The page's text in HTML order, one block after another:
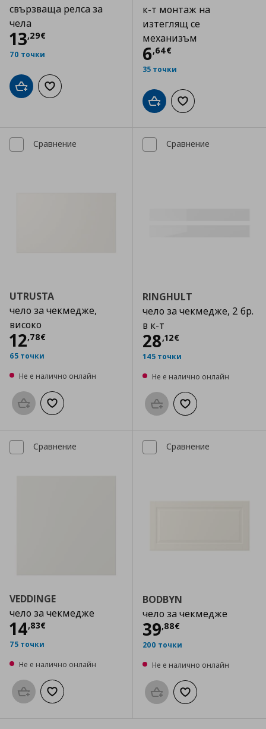
свързваща релса за
чела
13,29€
Цена
70 точки
Добави в кошницата
Добави към списъка с любими
к-т монтаж на
изтеглящ се
механизъм
6,64€
Цена
35 точки
Добави в кошницата
Добави към
Сравнение
UTRUSTA
чело за чекмедже,
високо
12,78€
Цена
65 точки
Не е налично онлайн
Προσθήκη στο καλάθι
Добави към списъка с любими
Сравнение
RINGHULT
чело за чекмедже, 2 бр.
в к-т
28,12€
Цена
145 точки
Не е налично онлайн
Προσθήκη στο καλάθι
Добави към
Сравнение
VEDDINGE
чело за чекмедже
14,83€
Цена
75 точки
Не е налично онлайн
Προσθήκη στο καλάθι
Добави към списъка с любими
Сравнение
BODBYN
чело за чекмедже
39,88€
Цена
200 точки
Не е налично онлайн
Προσθήκη στο καλάθι
Добави към